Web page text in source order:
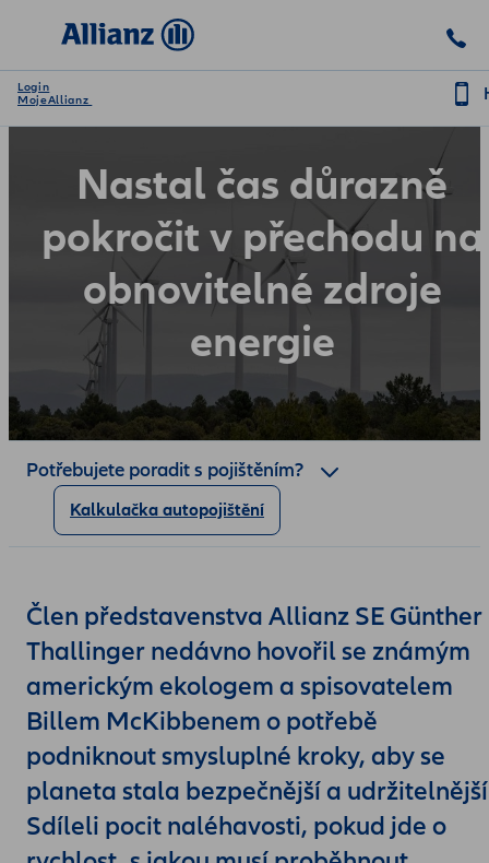
Login
MojeAllianz
Nastal čas důrazně
pokročit v přechodu na
obnovitelné zdroje
energie
Potřebujete poradit s pojištěním?
Zavoláme Vám
Pobočky a poradci
Kalkulačka autopojištění
Člen představenstva Allianz SE Günther
Thallinger nedávno hovořil se známým
americkým ekologem a spisovatelem
Billem McKibbenem o potřebě
podniknout smysluplné kroky, aby se
planeta stala bezpečnější a
Sdíleli pocit naléhavosti, pokud jde o